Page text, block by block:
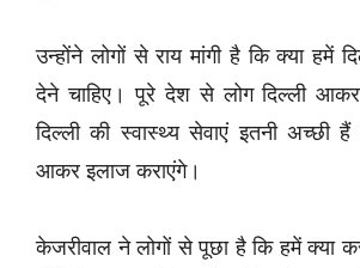
उन्होंने लोगों से राय मांगी है कि क्या हमें
देने चाहिए। पूरे देश से लोग दिल्ली
दिल्ली की स्वास्थ्य सेवाएं इतनी अच्छी
आकर इलाज कराएंगे।
केजरीवाल ने लोगों से पूछा है कि हमें क्या